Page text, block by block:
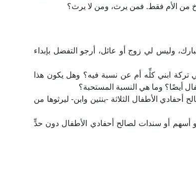
أخ من الأم فقط. فمن يرث، ومن لا يرث؟
وليس لي زوج أو عائل، أرجو التفضل بإبداء
ابني كلِّه أم عن نسبة فيه؟ وهل يكون هذا
أيضًا؟ وما هي النسبة المستحبة؟
الأطفال الثلاثة -بنتين وابن- ليرثوها من
أسهم أو سندات لصالح أحفادي الأطفال دون حدٍّ